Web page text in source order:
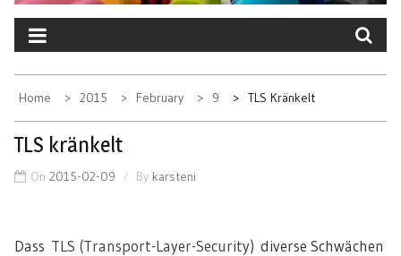
Home 2015 February 9 TLS Kränkelt
TLS kränkelt
On 2015-02-09 By karsteni
Dass TLS (Transport-Layer-Security) diverse Schwächen